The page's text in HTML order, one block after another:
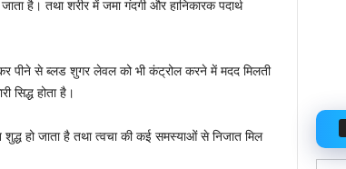
है। तथा शरीर में जमा गंदगी और हानिकारक पदार्थ
पीने से ब्लड शुगर लेवल को भी कंट्रोल करने में मदद मिलती
सिद्ध होता है।
हो जाता है तथा त्वचा की कई समस्याओं से निजात मिल